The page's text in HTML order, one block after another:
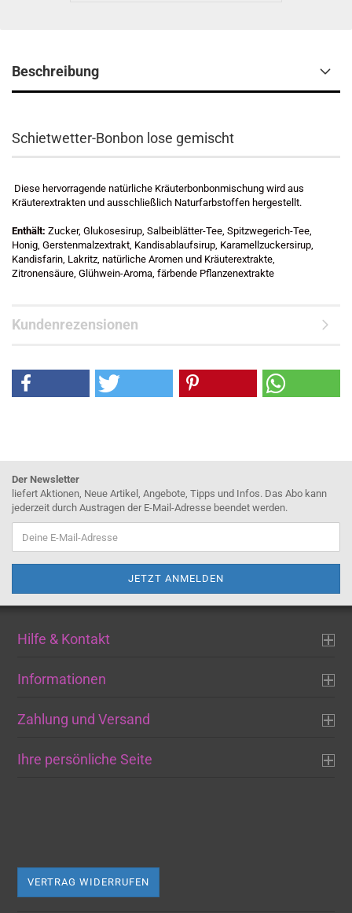
Beschreibung
Schietwetter-Bonbon lose gemischt
Diese hervorragende natürliche Kräuterbonbonmischung wird aus
Kräuterextrakten und ausschließlich Naturfarbstoffen hergestellt.
Enthält: Zucker, Glukosesirup, Salbeiblätter-Tee, Spitzwegerich-Tee,
Honig, Gerstenmalzextrakt, Kandisablaufsirup, Karamellzuckersirup,
Kandisfarin, Lakritz, natürliche Aromen und Kräuterextrakte,
Zitronensäure, Glühwein-Aroma, färbende Pflanzenextrakte
Kundenrezensionen
Der Newsletter
liefert Aktionen, Neue Artikel, Angebote, Tipps und Infos. Das Abo kann
jederzeit durch Austragen der E-Mail-Adresse beendet werden.
Hilfe & Kontakt
Informationen
Zahlung und Versand
Ihre persönliche Seite
VERTRAG WIDERRUFEN